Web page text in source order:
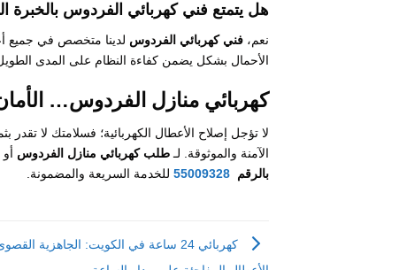
هل يتمتع فني كهربائي الفردوس بالخبرة
نعم، فني كهربائي الفردوس لدينا متخصص في جميع
الأحمال بشكل يضمن كفاءة النظام على المدى
كهربائي منازل الفردوس… الأمان
لا تؤجل إصلاح الأعطال الكهربائية؛ فسلامتك لا تقدر
الآمنة والموثوقة. لـطلب كهربائي منازل الفردوس
بالرقم 55009328 للخدمة السريعة والمضمونة.
كهربائي 24 ساعة في الكويت: الجاهزية